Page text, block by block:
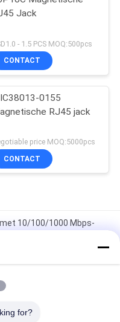
Jack
- 1.5 PCS MOQ:500pcs
CONTACT
0155
RJ45 jack
price MOQ:5000pcs
CONTACT
met 10/100/1000 Mbps-
20F6-YG 2 X 1 haven
100M de Vrouwelijke
for?